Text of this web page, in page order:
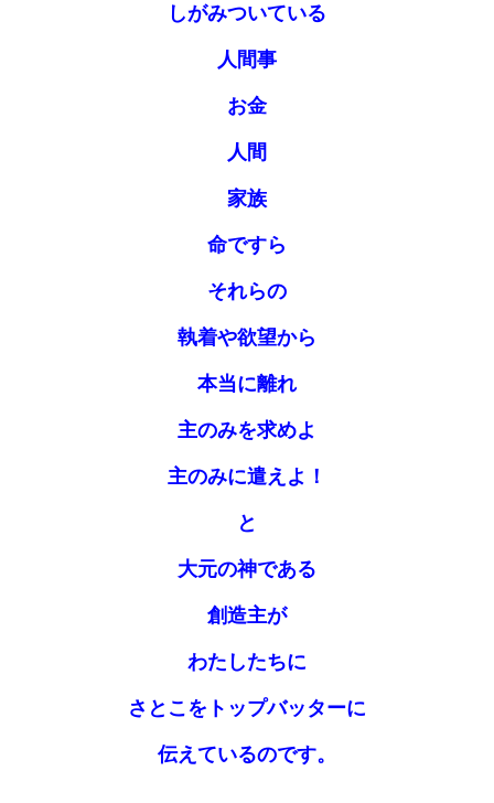
しがみついている
人間事
お金
人間
家族
命ですら
それらの
執着や欲望から
本当に離れ
主のみを求めよ
主のみに遣えよ！
と
大元の神である
創造主が
わたしたちに
さとこをトップバッターに
伝えているのです。